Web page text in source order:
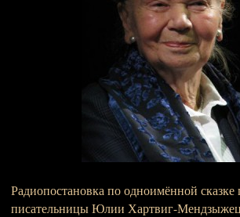
Радиопостановка по одноимённой сказке
писательницы Юлии Хартвиг-